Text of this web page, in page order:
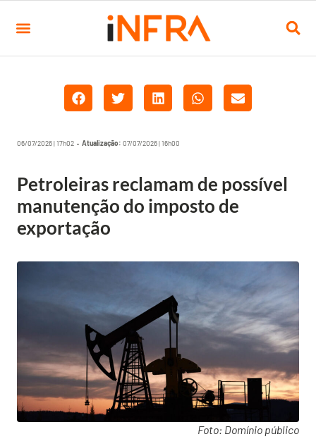
06/07/2026 | 17h02 • Atualização: 07/07/2026 | 16h00
Petroleiras reclamam de possível
manutenção do imposto de
exportação
Foto: Domínio público